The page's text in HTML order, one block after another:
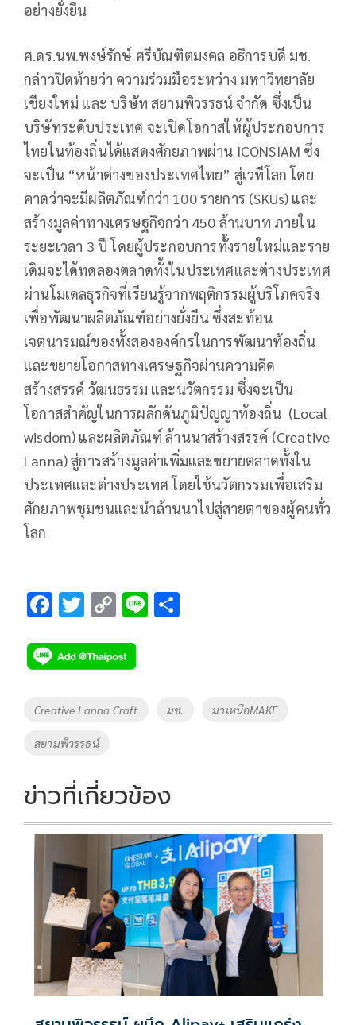
อย่างยั่งยืน
ศ.ดร.นพ.พงษ์รักษ์ ศรีบัณฑิตมงคล อธิการบดี มช.
กล่าวปิดท้ายว่า ความร่วมมือระหว่าง มหาวิทยาลัย
เชียงใหม่ และ บริษัท สยามพิวรรธน์ จำกัด ซึ่งเป็น
บริษัทระดับประเทศ จะเปิดโอกาสให้ผู้ประกอบการ
ไทยในท้องถิ่นได้แสดงศักยภาพผ่าน ICONSIAM ซึ่ง
จะเป็น “หน้าต่างของประเทศไทย” สู่เวทีโลก โดย
คาดว่าจะมีผลิตภัณฑ์กว่า 100 รายการ (SKUs) และ
สร้างมูลค่าทางเศรษฐกิจกว่า 450 ล้านบาท ภายใน
ระยะเวลา 3 ปี โดยผู้ประกอบการทั้งรายใหม่และราย
เดิมจะได้ทดลองตลาดทั้งในประเทศและต่างประเทศ
ผ่านโมเดลธุรกิจที่เรียนรู้จากพฤติกรรมผู้บริโภคจริง
เพื่อพัฒนาผลิตภัณฑ์อย่างยั่งยืน ซึ่งสะท้อน
เจตนารมณ์ของทั้งสององค์กรในการพัฒนาท้องถิ่น
และขยายโอกาสทางเศรษฐกิจผ่านความคิด
สร้างสรรค์ วัฒนธรรม และนวัตกรรม ซึ่งจะเป็น
โอกาสสำคัญในการผลักดันภูมิปัญญาท้องถิ่น (Local
wisdom) และผลิตภัณฑ์ ล้านนาสร้างสรรค์ (Creative
Lanna) สู่การสร้างมูลค่าเพิ่มและขยายตลาดทั้งใน
ประเทศและต่างประเทศ โดยใช้นวัตกรรมเพื่อเสริม
ศักยภาพชุมชนและนำล้านนาไปสู่สายตาของผู้คนทั่ว
โลก
F
e
b
o
o
k
T
tt
er
C
p
y
Li
Li
Tags
Creative Lanna Craft มช. มาเหนือMAKE
สยามพิวรรธน์
ข่าวที่เกี่ยวข้อง